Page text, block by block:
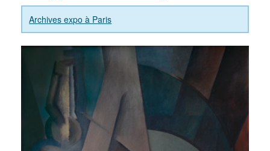
Archives expo à Paris